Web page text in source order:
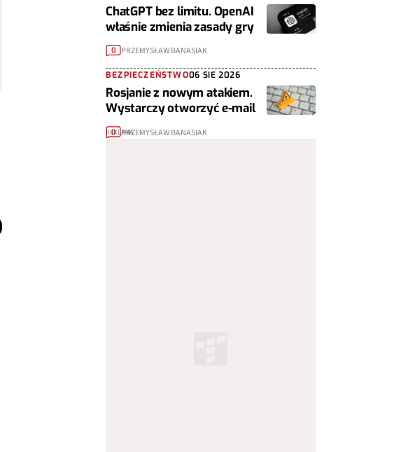
ChatGPT bez limitu. OpenAI
właśnie zmienia zasady gry
0 PRZEMYSŁAW BANASIAK
BEZPIECZEŃSTWO06 SIE 2026
Rosjanie z nowym atakiem.
Wystarczy otworzyć e-mail
0 PRZEMYSŁAW BANASIAK